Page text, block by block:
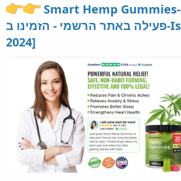
Smart Hemp Gummies- המכירה
פעילה באתר הרשמי - הזמינו ב-Israel [עדכון
2024]